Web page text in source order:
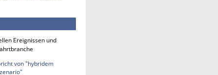
Ereignissen und
von "hybridem